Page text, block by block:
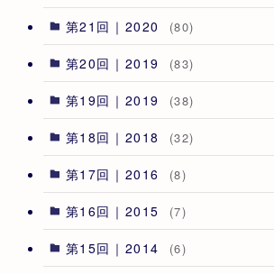
第21回｜2020 (80)
第20回｜2019 (83)
第19回｜2019 (38)
第18回｜2018 (32)
第17回｜2016 (8)
第16回｜2015 (7)
第15回｜2014 (6)